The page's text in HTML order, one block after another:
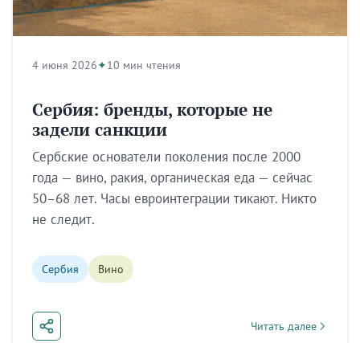
4 июня 2026 10 мин чтения
Сербия: бренды, которые не
задели санкции
Сербские основатели поколения после 2000
года — вино, ракия, органическая еда — сейчас
50–68 лет. Часы евроинтеграции тикают. Никто
не следит.
Сербия Вино
Читать далее
about Сербия: